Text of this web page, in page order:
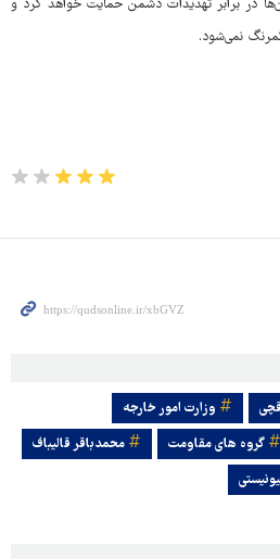
در برابر تهدیدات دشمن حمایت خواهد کرد و
نمی‌شود.
وزارت امور خارجه
گروه های مقاومت
محمدباقر قالیباف